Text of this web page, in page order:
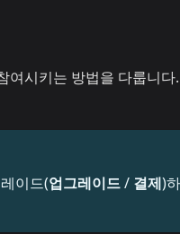
시키는 방법을 다룹니다
이드(업그레이드/ 결제)